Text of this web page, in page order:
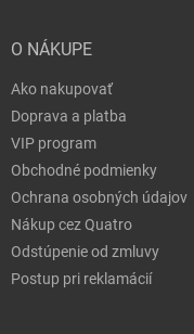
O NÁKUPE
Ako nakupovať
Doprava a platba
VIP program
Obchodné podmienky
Ochrana osobných údajov
Nákup cez Quatro
Odstúpenie od zmluvy
Postup pri reklamácií